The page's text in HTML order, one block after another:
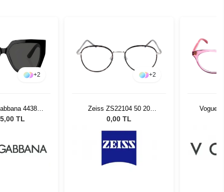
+2
4438
Güneş
TL
+2
Zeiss ZS22104 50 20
Charcoal Tortoise Silver 060
0,00 TL
Vogue